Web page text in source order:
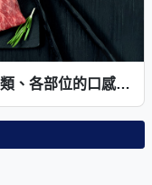
日本和牛怎麼選？一同來認識和牛種類、各部位的口感及特徵吧～